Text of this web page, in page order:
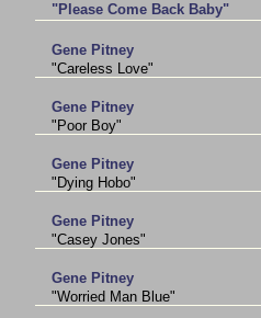
"Please Come Back Baby"
Gene Pitney
"Careless Love"
Gene Pitney
"Poor Boy"
Gene Pitney
"Dying Hobo"
Gene Pitney
"Casey Jones"
Gene Pitney
"Worried Man Blue"